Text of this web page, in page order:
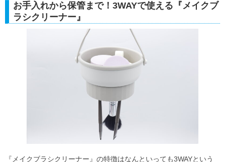
お手入れから保管まで！3WAYで使える『メイクブ
ラシクリーナー』
『メイクブラシクリーナー』の特徴はなんといっても3WAYという